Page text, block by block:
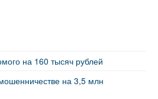
на 160 тысяч рублей
на 3,5 млн